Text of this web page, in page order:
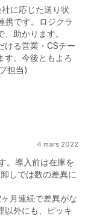
に応じた送り状
携です。ロジクラ
助かります。
ける営業・CSチー
す。今後ともよろ
担当)
4 mars 2022
。導入前は在庫を
しでは数の差異に
月連続で差異がな
以外にも、ピッキ